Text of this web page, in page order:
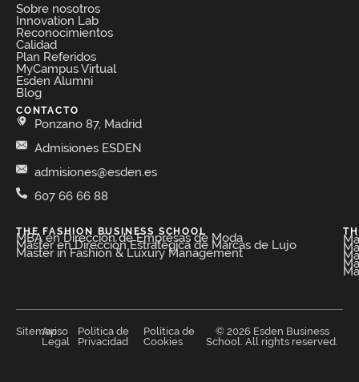
Sobre nosotros
Innovation Lab
Reconocimientos
Calidad
Plan Referidos
MyCampus Virtual
Esden Alumni
Blog
CONTACTO
Ponzano 87, Madrid
Admisiones ESDEN
admisiones@esden.es
607 66 66 88
THE FASHION BUSINESS SCHOOL​
MBA en Dirección de Empresas de Moda​
Máster en Dirección Estratégica de Marcas de Lujo
Master in Fashion & Luxury Management
© 2026 Esden Business
School. All rights reserved.
Sitemap
Aviso
Legal
Política de
Privacidad
Política de
Cookies